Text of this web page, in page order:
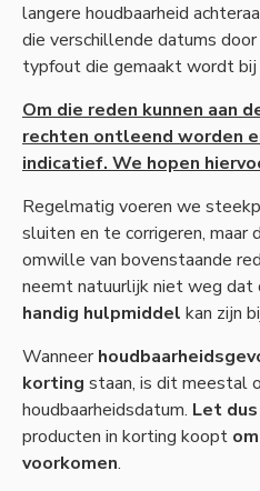
langere houdbaarheid
die verschillende datums
typfout die gemaakt wordt bij
Om die reden kunnen aan
rechten ontleend worden
indicatief. We hopen
Regelmatig voeren we
sluiten en te corrigeren, maar
omwille van bovenstaande
neemt natuurlijk niet weg dat
handig hulpmiddel kan zijn
Wanneer
korting staan, is dit meestal
houdbaarheidsdatum. Let
producten in korting koopt
voorkomen.